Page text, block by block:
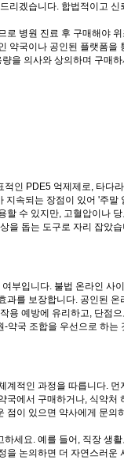
리겠습니다. 합법적이고
로 병원 진료 후 구매해야
약국이나 공인된 플랫폼을
을 의사와 상의하며 구매
인 PDE5 억제제로, 타다
지속되는 장점이 있어 '주
할 수 있지만, 고혈압이나
을 돕는 도구로 자리 잡았
부입니다. 불법 온라인 사
과를 보장합니다. 공인된
용 예방에 유리하고, 단점
약국 조합을 우선으로 하는
계적인 과정을 따릅니다.
국에서 구매하거나, 식약
점이 있으면 약사에게 문
세요. 예를 들어, 직장 생
을 논의하면 더 자연스러